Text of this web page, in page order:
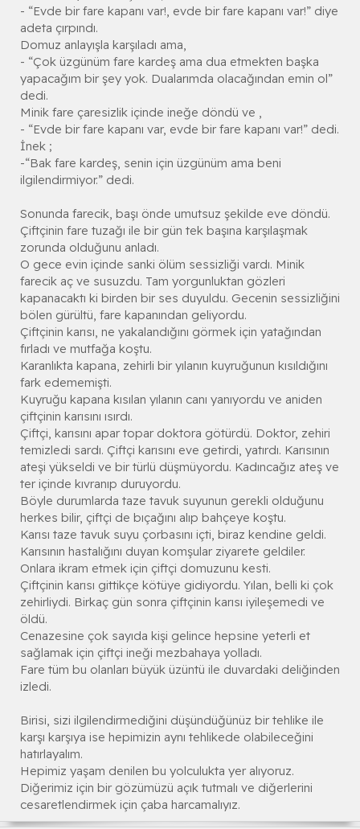
- “Evde bir fare kapanı var!, evde bir fare kapanı var!” diye
adeta çırpındı.
Domuz anlayışla karşıladı ama,
- “Çok üzgünüm fare kardeş ama dua etmekten başka
yapacağım bir şey yok. Dualarımda olacağından emin ol”
dedi.
Minik fare çaresizlik içinde ineğe döndü ve ,
- “Evde bir fare kapanı var, evde bir fare kapanı var!” dedi.
İnek ;
-“Bak fare kardeş, senin için üzgünüm ama beni
ilgilendirmiyor.” dedi.
Sonunda farecik, başı önde umutsuz şekilde eve döndü.
Çiftçinin fare tuzağı ile bir gün tek başına karşılaşmak
zorunda olduğunu anladı.
O gece evin içinde sanki ölüm sessizliği vardı. Minik
farecik aç ve susuzdu. Tam yorgunluktan gözleri
kapanacaktı ki birden bir ses duyuldu. Gecenin sessizliğini
bölen gürültü, fare kapanından geliyordu.
Çiftçinin karısı, ne yakalandığını görmek için yatağından
fırladı ve mutfağa koştu.
Karanlıkta kapana, zehirli bir yılanın kuyruğunun kısıldığını
fark edememişti.
Kuyruğu kapana kısılan yılanın canı yanıyordu ve aniden
çiftçinin karısını ısırdı.
Çiftçi, karısını apar topar doktora götürdü. Doktor, zehiri
temizledi sardı. Çiftçi karısını eve getirdi, yatırdı. Karısının
ateşi yükseldi ve bir türlü düşmüyordu. Kadıncağız ateş ve
ter içinde kıvranıp duruyordu.
Böyle durumlarda taze tavuk suyunun gerekli olduğunu
herkes bilir, çiftçi de bıçağını alıp bahçeye koştu.
Karısı taze tavuk suyu çorbasını içti, biraz kendine geldi.
Karısının hastalığını duyan komşular ziyarete geldiler.
Onlara ikram etmek için çiftçi domuzunu kesti.
Çiftçinin karısı gittikçe kötüye gidiyordu. Yılan, belli ki çok
zehirliydi. Birkaç gün sonra çiftçinin karısı iyileşemedi ve
öldü.
Cenazesine çok sayıda kişi gelince hepsine yeterli et
sağlamak için çiftçi ineği mezbahaya yolladı.
Fare tüm bu olanları büyük üzüntü ile duvardaki deliğinden
izledi.
Birisi, sizi ilgilendirmediğini düşündüğünüz bir tehlike ile
karşı karşıya ise hepimizin aynı tehlikede olabileceğini
hatırlayalım.
Hepimiz yaşam denilen bu yolculukta yer alıyoruz.
Diğerimiz için bir gözümüzü açık tutmalı ve diğerlerini
cesaretlendirmek için çaba harcamalıyız.